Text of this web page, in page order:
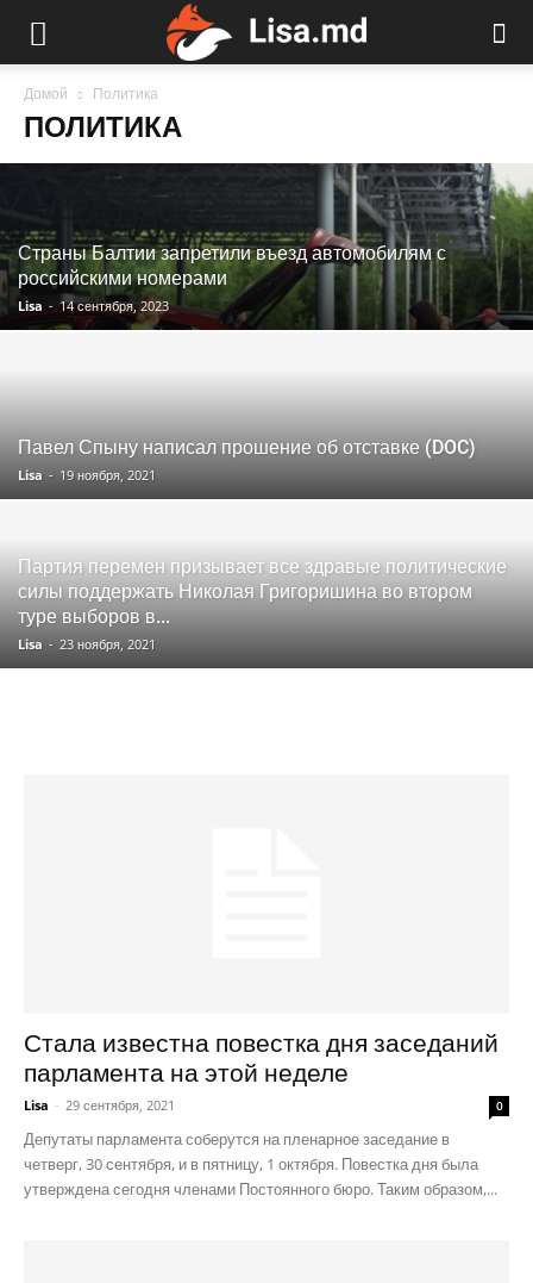
Домой Политика
ПОЛИТИКА
Страны Балтии запретили въезд автомобилям с
российскими номерами
Lisa - 14 сентября, 2023
Павел Спыну написал прошение об отставке (DOC)
Lisa - 19 ноября, 2021
Партия перемен призывает все здравые политические
силы поддержать Николая Григоришина во втором
туре выборов в...
Lisa - 23 ноября, 2021
Стала известна повестка дня заседаний
парламента на этой неделе
Lisa - 29 сентября, 2021 0
Депутаты парламента соберутся на пленарное заседание в
четверг, 30 сентября, и в пятницу, 1 октября. Повестка дня была
утверждена сегодня членами Постоянного бюро. Таким образом,...